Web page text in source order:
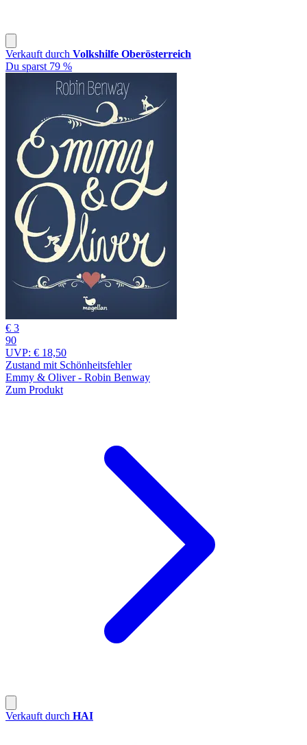
Verkauft durch Volkshilfe Oberösterreich
Du sparst 79 %
€ 3
90
UVP: € 18,50
Zustand mit Schönheitsfehler
Emmy & Oliver - Robin Benway
Zum Produkt
Verkauft durch HAI